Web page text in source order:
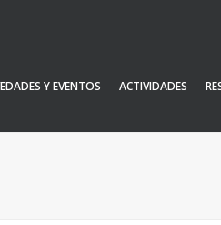
Y EVENTOS ACTIVIDADES